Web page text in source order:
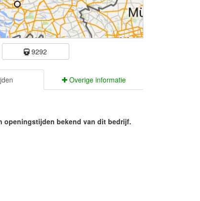
9292
Overige informatie
openingstijden bekend van dit bedrijf.